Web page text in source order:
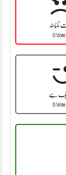
نا پسند
0
ہے
0